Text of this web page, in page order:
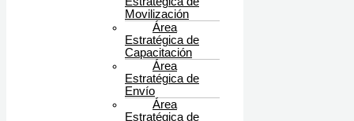
Movilización
Área
Estratégica de
Capacitación
Área
Estratégica de
Envío
Área
Estratégica de